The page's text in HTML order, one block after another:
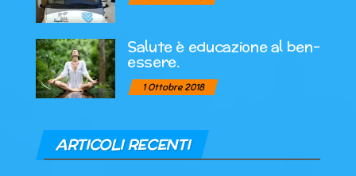
Salute è educazione al ben-
essere.
1 Ottobre 2018
ARTICOLI RECENTI